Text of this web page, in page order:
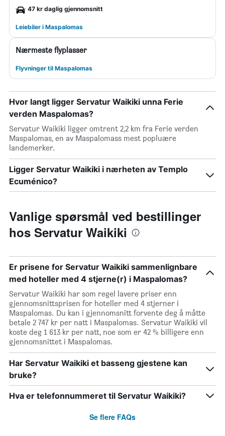
47 kr daglig gjennomsnitt
Leiebiler i Maspalomas
Nærmeste flyplasser
Flyvninger til Maspalomas
Hvor langt ligger Servatur Waikiki unna Ferie
verden Maspalomas?
Servatur Waikiki ligger omtrent 2,2 km fra Ferie verden
Maspalomas, en av Maspalomass mest popluære
landemerker.
Ligger Servatur Waikiki i nærheten av Templo
Ecuménico?
Vanlige spørsmål ved bestillinger
hos Servatur Waikiki
Er prisene for Servatur Waikiki sammenlignbare
med hoteller med 4 stjerne(r) i Maspalomas?
Servatur Waikiki har som regel lavere priser enn
gjennomsnittsprisen for hoteller med 4 stjerner i
Maspalomas. Du kan i gjennomsnitt forvente deg å måtte
betale 2 747 kr per natt i Maspalomas. Servatur Waikiki vil
koste deg 1 613 kr per natt, noe som er 42 % billigere enn
gjennomsnittet i Maspalomas.
Har Servatur Waikiki et basseng gjestene kan
bruke?
Hva er telefonnummeret til Servatur Waikiki?
Se flere FAQs